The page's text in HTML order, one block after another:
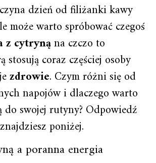
dzień od filiżanki kawy
może warto spróbować czegoś
z cytrynąna czczo to
stosują coraz częściej osoby
zdrowie. Czym różni się od
napojów i dlaczego warto
swojej rutyny? Odpowiedź
poniżej.
a poranna energia